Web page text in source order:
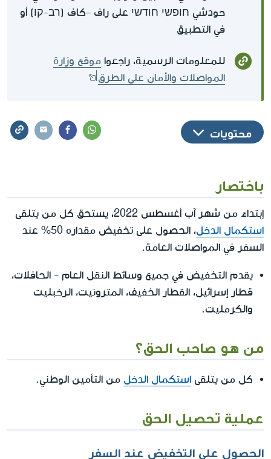
حودشي חופשי חודשי على راف -كاف (רב-קו) أو
في التطبيق
للمعلومات الرسمية، راجعوا موقع وزارة
المواصلات والأمان على الطرق
محتويات
باختصار
إبتداءً من شهر آب أغسطس 2022، يستحق كل من يتلقى
استكمال الدخل
، الحصول على تخفيض مقداره 50% عند
السفر في المواصلات العامة.
يقدم التخفيض في جميع وسائط النقل العام - الحافلات،
قطار إسرائيل، القطار الخفيف، المترونيت، الرخبليت
والكرمليت.
من هو صاحب الحق؟
كل من يتلقى استكمال الدخل من التأمين الوطني.
عملية تحصيل الحق
الحصول على التخفيض عند السفر